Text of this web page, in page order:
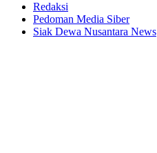
Redaksi
Pedoman Media Siber
Siak Dewa Nusantara News